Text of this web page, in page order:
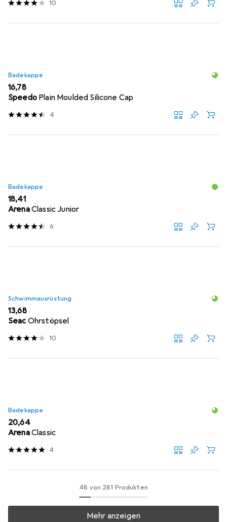
10
Badekappe
EUR
16,78
Speedo Plain Moulded Silicone Cap
4
Badekappe
EUR
18,41
ArenaClassic Junior
6
Schwimmausrüstung
EUR
13,68
SeacOhrstöpsel
10
Badekappe
EUR
20,64
ArenaClassic
4
48 von 281 Produkten
Mehr anzeigen